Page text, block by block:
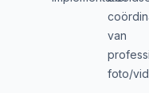
van
foto/